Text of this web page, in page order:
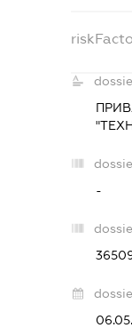
-